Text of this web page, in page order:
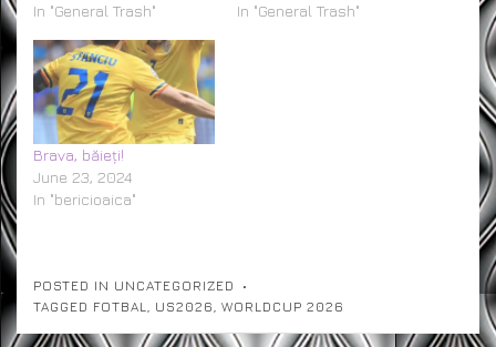
In "General Trash"
In "General Trash"
Brava, băieți!
June 23, 2024
In "bericioaica"
POSTED IN UNCATEGORIZED
TAGGED FOTBAL US2026 WORLDCUP 2026